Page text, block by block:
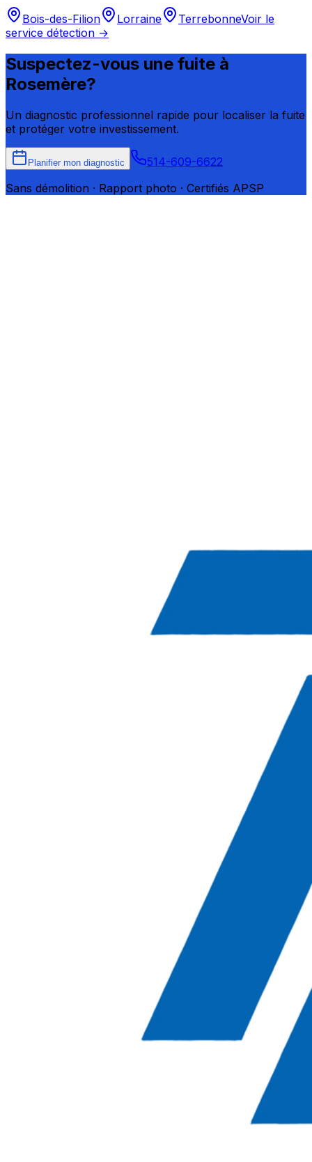
Bois-des-Filion Lorraine TerrebonneVoir le
service détection →
Suspectez-vous une fuite à
Rosemère?
Un diagnostic professionnel rapide pour localiser la fuite
et protéger votre investissement.
Planifier mon diagnostic
514-609-6622
Sans démolition · Rapport photo · Certifiés APSP